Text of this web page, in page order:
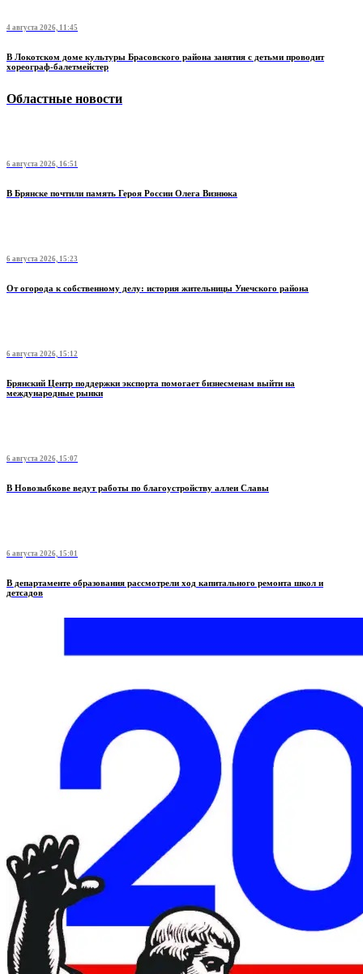
4 августа 2026, 11:45
В Локотском доме культуры Брасовского района занятия с детьми проводит
хореограф-балетмейстер
Областные новости
6 августа 2026, 16:51
В Брянске почтили память Героя России Олега Визнюка
6 августа 2026, 15:23
От огорода к собственному делу: история жительницы Унечского района
6 августа 2026, 15:12
Брянский Центр поддержки экспорта помогает бизнесменам выйти на
международные рынки
6 августа 2026, 15:07
В Новозыбкове ведут работы по благоустройству аллеи Славы
6 августа 2026, 15:01
В департаменте образования рассмотрели ход капитального ремонта школ и
детсадов